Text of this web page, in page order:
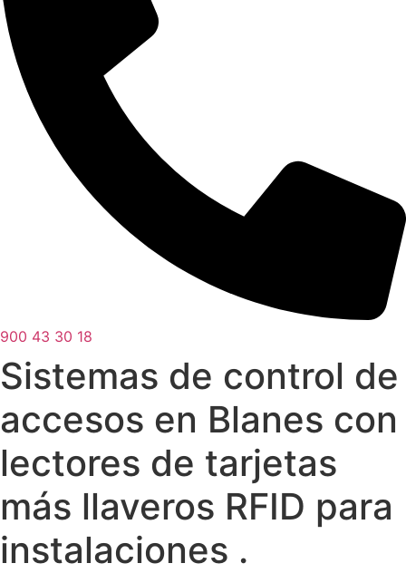
900 43 30 18
Sistemas de control de
accesos en Blanes con
lectores de tarjetas
más llaveros RFID para
instalaciones .